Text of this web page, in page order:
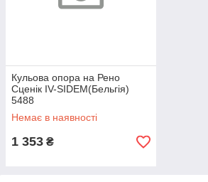
Кульова опора на Рено
Сценік IV-SIDEM(Бельгія)
5488
Немає в наявності
1 353 ₴